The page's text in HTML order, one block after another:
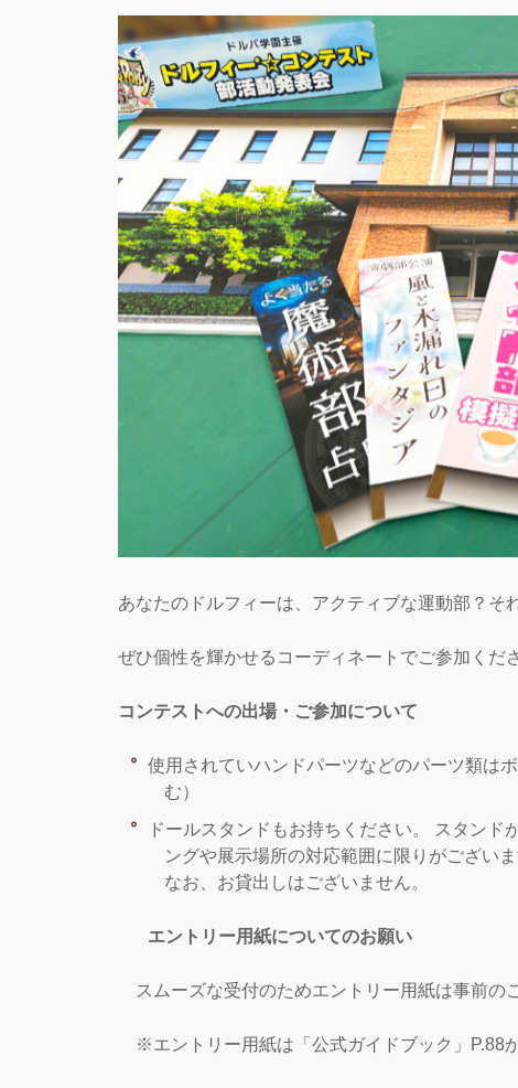
あなたのドルフィーは、アクティブな運動部？そ
ぜひ個性を輝かせるコーディネートでご参加くだ
コンテストへの出場・ご参加について
使用されていハンドパーツなどのパーツ類は
む）
ドールスタンドもお持ちください。 スタン
ングや展示場所の対応範囲に限りがござい
なお、お貸出しはございません。
エントリー用紙についてのお願い
スムーズな受付のためエントリー用紙は事前の
※エントリー用紙は「公式ガイドブック」P.88